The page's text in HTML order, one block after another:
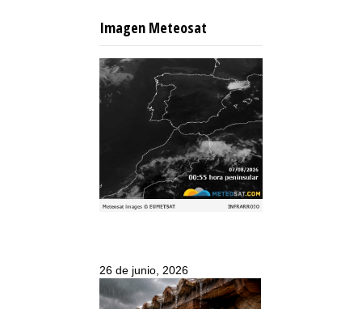
Imagen Meteosat
26 de junio, 2026